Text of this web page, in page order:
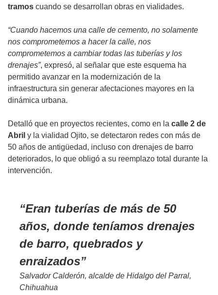
tramos cuando se desarrollan obras en vialidades.
“Cuando hacemos una calle de cemento, no solamente
nos comprometemos a hacer la calle, nos
comprometemos a cambiar todas las tuberías y los
drenajes”, expresó, al señalar que este esquema ha
permitido avanzar en la modernización de la
infraestructura sin generar afectaciones mayores en la
dinámica urbana.
Detalló que en proyectos recientes, como en la calle 2 de
Abril y la vialidad Ojito, se detectaron redes con más de
50 años de antigüedad, incluso con drenajes de barro
deteriorados, lo que obligó a su reemplazo total durante la
intervención.
Eran tuberías de más de 50
años, donde teníamos drenajes
de barro, quebrados y
enraizados
Salvador Calderón, alcalde de Hidalgo del Parral,
Chihuahua